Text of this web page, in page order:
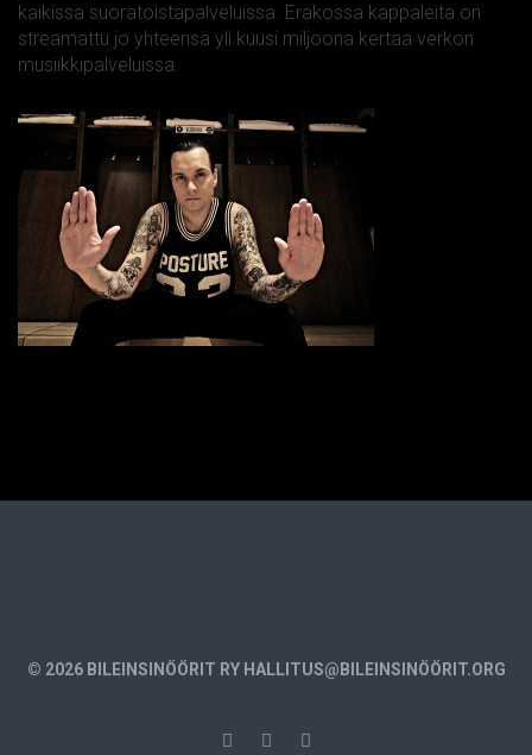
kaikissa suoratoistapalveluissa. Erakossa kappaleita on
streamattu jo yhteensä yli kuusi miljoona kertaa verkon
musiikkipalveluissa.
© 2026 BILEINSINÖÖRIT RY HALLITUS@BILEINSINÖÖRIT.ORG